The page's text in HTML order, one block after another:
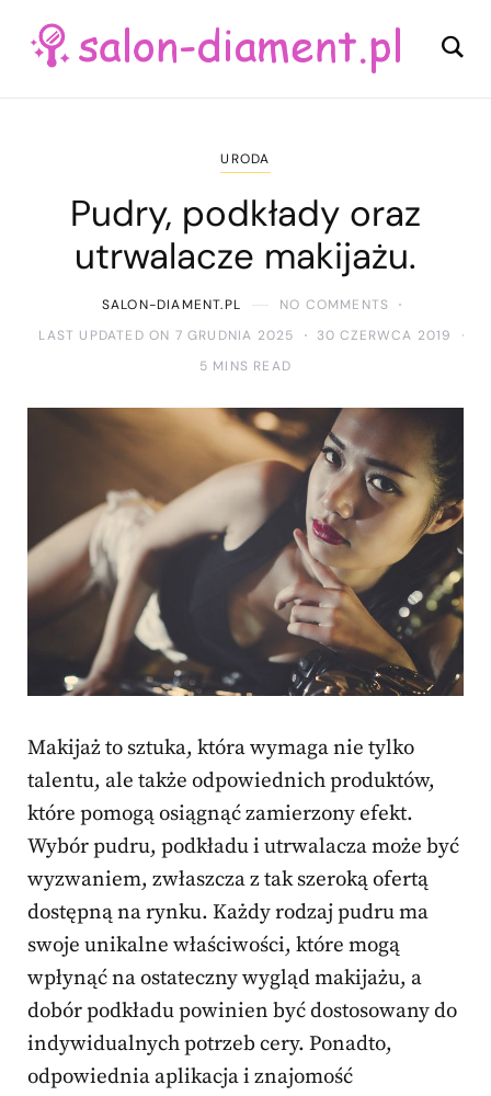
URODA
Pudry, podkłady oraz
utrwalacze makijażu.
SALON-DIAMENT.PL
NO COMMENTS
LAST UPDATED ON 7 GRUDNIA 2025
30 CZERWCA 2019
5 MINS READ
Makijaż to sztuka, która wymaga nie tylko
talentu, ale także odpowiednich produktów,
które pomogą osiągnąć zamierzony efekt.
Wybór pudru, podkładu i utrwalacza może być
wyzwaniem, zwłaszcza z tak szeroką ofertą
dostępną na rynku. Każdy rodzaj pudru ma
swoje unikalne właściwości, które mogą
wpłynąć na ostateczny wygląd makijażu, a
dobór podkładu powinien być dostosowany do
indywidualnych potrzeb cery. Ponadto,
odpowiednia aplikacja i znajomość